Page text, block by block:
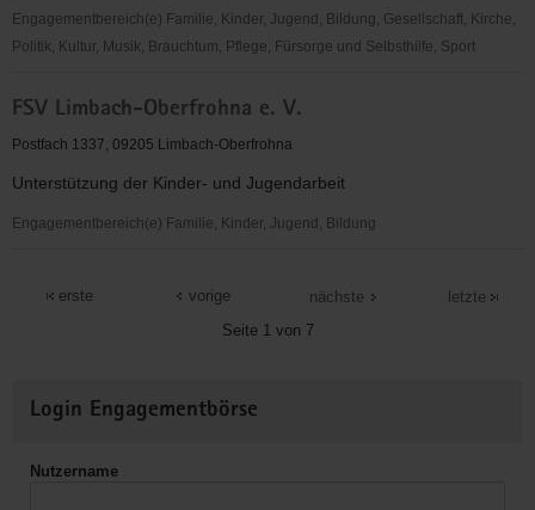
e.
V.
Engagementbereich(e) Familie, Kinder, Jugend, Bildung, Gesellschaft, Kirche,
Politik, Kultur, Musik, Brauchtum, Pflege, Fürsorge und Selbsthilfe, Sport
Freizeit
e.
FSV Limbach-Oberfrohna e. V.
Postfach 1337, 09205 Limbach-Oberfrohna
Unterstützung der Kinder- und Jugendarbeit
Engagementbereich(e) Familie, Kinder, Jugend, Bildung
erste
vorige
Seite 1 von 7
nächste letzte
Informationen
Login Engagementbörse
Nutzername